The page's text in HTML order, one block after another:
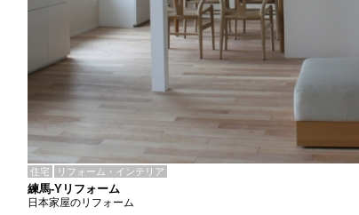
住宅 リフォーム・インテリア
練馬-Yリフォーム
日本家屋のリフォーム